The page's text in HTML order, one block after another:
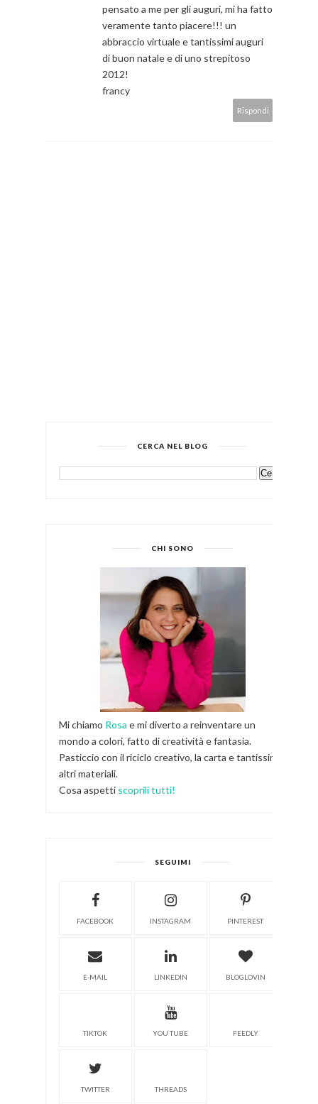
pensato a me per gli auguri, mi ha fatto
veramente tanto piacere!!! un
abbraccio virtuale e tantissimi auguri
di buon natale e di uno strepitoso
2012!
francy
Rispondi
CERCA NEL BLOG
CHI SONO
Mi chiamo Rosa e mi diverto a reinventare un
mondo a colori, fatto di creatività e fantasia.
Pasticcio con il riciclo creativo, la carta e tantissimi
altri materiali.
Cosa aspetti scoprili tutti!
SEGUIMI
FACEBOOK INSTAGRAM PINTEREST
E-MAIL LINKEDIN BLOGLOVIN
TIKTOK YOU TUBE FEEDLY
TWITTER THREADS